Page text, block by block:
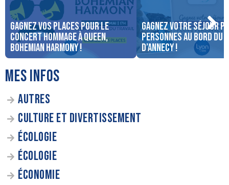
Gagnez vos places pour le
concert Hommage à Queen,
Bohemian Harmony !
Gagnez votre séjour
personnes au bord du
d’Annecy !
MES INFOS
AUTRES
CULTURE ET DIVERTISSEMENT
ÉCOLOGIE
ÉCOLOGIE
ÉCONOMIE